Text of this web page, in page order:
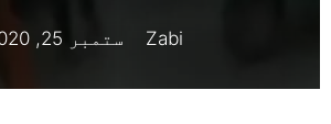
Zabi ستمبر 25, 2020